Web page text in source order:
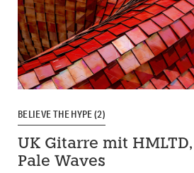
BELIEVE THE HYPE (2)
UK Gitarre mit
Pale Waves